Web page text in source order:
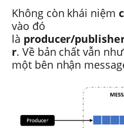
Không còn khái niệm
vào đó
là producer/
r. Về bản chất vẫn
một bên nhận